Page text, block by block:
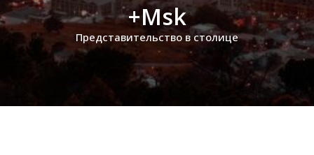
+Msk
Представительство в столице